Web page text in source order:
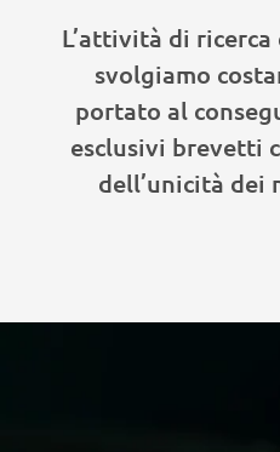
L’attività di
svolgiamo
portato al
esclusivi brevetti
dell’unicità